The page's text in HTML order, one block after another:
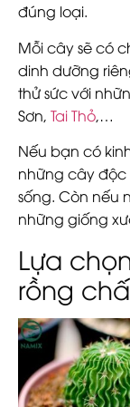
đúng loại.
Mỗi cây sẽ có
dinh dưỡng
thử sức với
Sơn, Tai Thỏ,…
Nếu bạn có
những cây độc
sống. Còn nếu
những giống
Lựa
rồng